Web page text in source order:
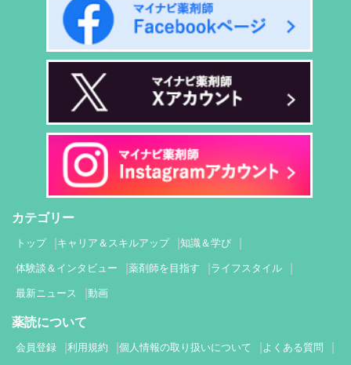
カテゴリー
トップ キャリア＆スキルアップ 知識＆学び
体験談＆インタビュー 薬剤師を目指す ライフスタイル
最新ニュース 動画
薬読について
会員登録 利用規約 個人情報の取り扱いについて よくある質問